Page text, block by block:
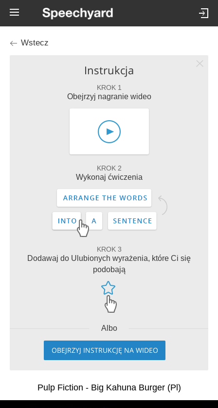
Wstecz
Instrukcja
KROK 1
Obejrzyj nagranie wideo
KROK 2
Wykonaj ćwiczenia
KROK 3
Dodawaj do Ulubionych wyrażenia, które Ci się
podobają
Albo
OBEJRZYJ INSTRUKCJĘ NA WIDEO
Pulp Fiction - Big Kahuna Burger (Pl)